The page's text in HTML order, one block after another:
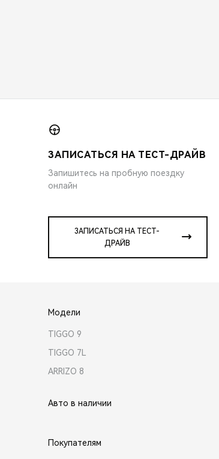
ЗАПИСАТЬСЯ НА ТЕСТ-ДРАЙВ
Запишитесь на пробную поездку
онлайн
ЗАПИСАТЬСЯ НА ТЕСТ-
ДРАЙВ
Модели
TIGGO 9
TIGGO 7L
ARRIZO 8
Авто в наличии
Покупателям